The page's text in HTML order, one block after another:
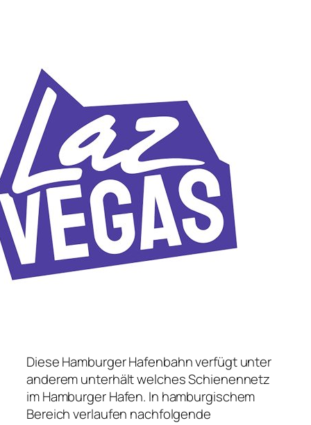
Diese Hamburger Hafenbahn verfügt unter
anderem unterhält welches Schienennetz
im Hamburger Hafen. In hamburgischem
Bereich verlaufen nachfolgende